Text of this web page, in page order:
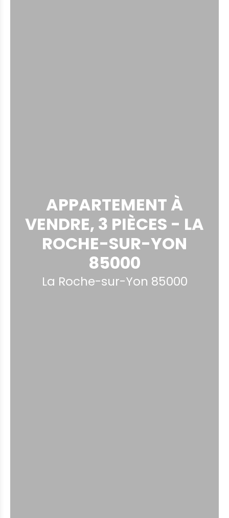
APPARTEMENT À
VENDRE, 3 PIÈCES - LA
ROCHE-SUR-YON
85000
La Roche-sur-Yon 85000